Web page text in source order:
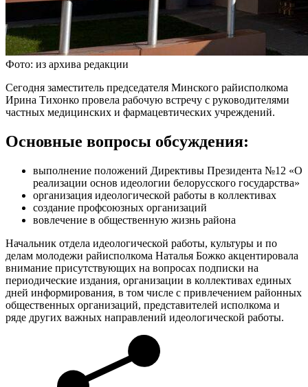
Фото: из архива редакции
Сегодня заместитель председателя Минского райисполкома
Ирина Тихонко провела рабочую встречу с руководителями
частных медицинских и фармацевтических учреждений.
Основные вопросы обсуждения:
выполнение положений Директивы Президента №12 «О
реализации основ идеологии белорусского государства»
организация идеологической работы в коллективах
создание профсоюзных организаций
вовлечение в общественную жизнь района
Начальник отдела идеологической работы, культуры и по
делам молодежи райисполкома Наталья Божко акцентировала
внимание присутствующих на вопросах подписки на
периодические издания, организации в коллективах единых
дней информирования, в том числе с привлечением районных
общественных организаций, представителей исполкома и
ряде других важных направлений идеологической работы.